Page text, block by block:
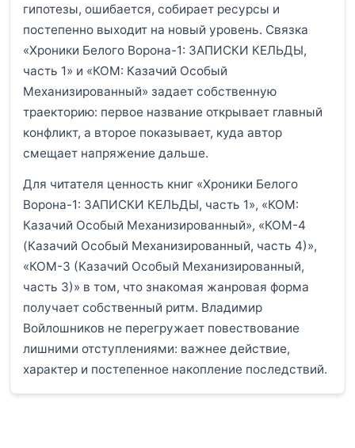
гипотезы, ошибается, собирает ресурсы и
постепенно выходит на новый уровень. Связка
«Хроники Белого Ворона-1: ЗАПИСКИ КЕЛЬДЫ,
часть 1» и «КОМ: Казачий Особый
Механизированный» задает собственную
траекторию: первое название открывает главный
конфликт, а второе показывает, куда автор
смещает напряжение дальше.
Для читателя ценность книг «Хроники Белого
Ворона-1: ЗАПИСКИ КЕЛЬДЫ, часть 1», «КОМ:
Казачий Особый Механизированный», «КОМ-4
(Казачий Особый Механизированный, часть 4)»,
«КОМ-3 (Казачий Особый Механизированный,
часть 3)» в том, что знакомая жанровая форма
получает собственный ритм. Владимир
Войлошников не перегружает повествование
лишними отступлениями: важнее действие,
характер и постепенное накопление последствий.